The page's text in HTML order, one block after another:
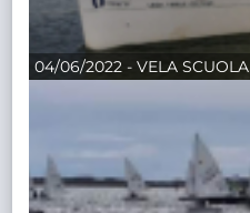
04/06/2022 - VELA SCUOLA